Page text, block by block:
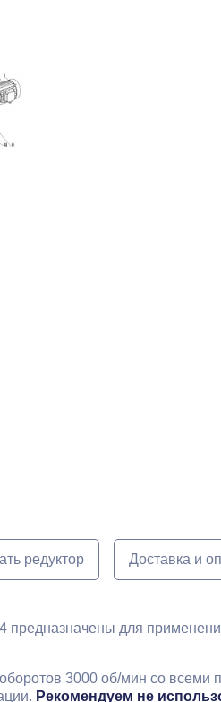
редуктор Доставка и
для
3000 об/мин со
Рекомендуем не